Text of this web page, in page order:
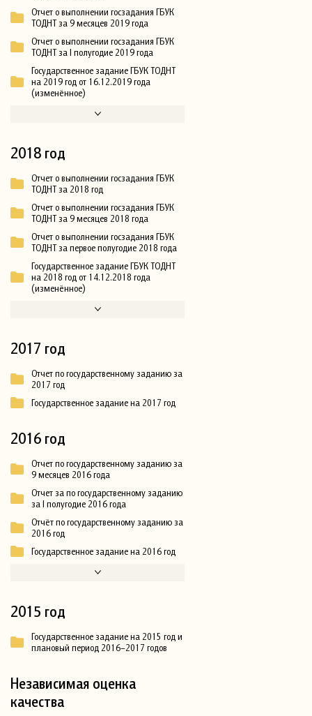
Отчет о выполнении госзадания ГБУК
ТОДНТ за 9 месяцев 2019 года
Отчет о выполнении госзадания ГБУК
ТОДНТ за I полугодие 2019 года
Государственное задание ГБУК ТОДНТ
на 2019 год от 16.12.2019 года
(изменённое)
2018 год
Отчет о выполнении госзадания ГБУК
ТОДНТ за 2018 год
Отчет о выполнении госзадания ГБУК
ТОДНТ за 9 месяцев 2018 года
Отчет о выполнении госзадания ГБУК
ТОДНТ за первое полугодие 2018 года
Государственное задание ГБУК ТОДНТ
на 2018 год от 14.12.2018 года
(изменённое)
2017 год
Отчет по государственному заданию за
2017 год
Государственное задание на 2017 год
2016 год
Отчет по государственному заданию за
9 месяцев 2016 года
Отчет за по государственному заданию
за I полугодие 2016 года
Отчёт по государственному заданию за
2016 год
Государственное задание на 2016 год
2015 год
Государственное задание на 2015 год и
плановый период 2016–2017 годов
Независимая оценка
качества